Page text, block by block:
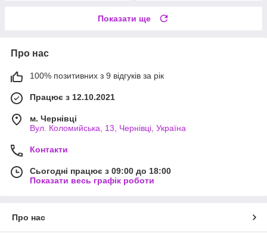
Показати ще
Про нас
100% позитивних з 9 відгуків за рік
Працює з 12.10.2021
м. Чернівці
Вул. Коломийська, 13, Чернівці, Україна
Контакти
Сьогодні працює з 09:00 до 18:00
Показати весь графік роботи
Про нас